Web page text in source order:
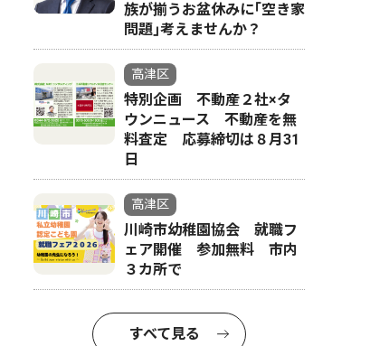
4
族が揃うお盆休みに｢空き家
問題｣考えませんか？
高津区
特別企画 不動産２社×タ
ウンニュース 不動産を無
料査定 応募締切は８月31
日
高津区
川崎市幼稚園協会 就職フ
ェア開催 参加無料 市内
３カ所で
すべて見る